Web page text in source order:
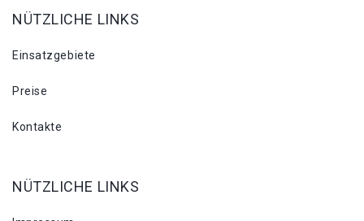
NÜTZLICHE LINKS
Einsatzgebiete
Preise
Kontakte
NÜTZLICHE LINKS